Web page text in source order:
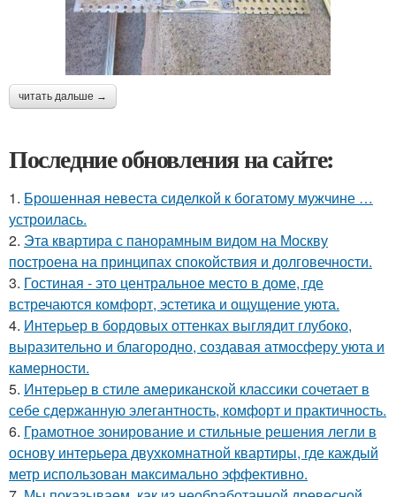
читать дальше →
Последние обновления на сайте:
1. Брошенная невеста сиделкой к богатому мужчине …
устроилась.
2. Эта квартира с панорамным видом на Москву
построена на принципах спокойствия и долговечности.
3. Гостиная - это центральное место в доме, где
встречаются комфорт, эстетика и ощущение уюта.
4. Интерьер в бордовых оттенках выглядит глубоко,
выразительно и благородно, создавая атмосферу уюта и
камерности.
5. Интерьер в стиле американской классики сочетает в
себе сдержанную элегантность, комфорт и практичность.
6. Грамотное зонирование и стильные решения легли в
основу интерьера двухкомнатной квартиры, где каждый
метр использован максимально эффективно.